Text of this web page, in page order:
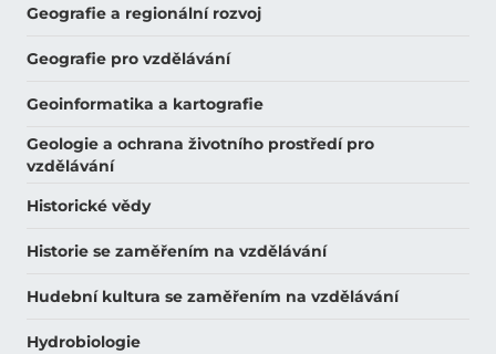
Geografie a regionální rozvoj
Geografie pro vzdělávání
Geoinformatika a kartografie
Geologie a ochrana životního prostředí pro
vzdělávání
Historické vědy
Historie se zaměřením na vzdělávání
Hudební kultura se zaměřením na vzdělávání
Hydrobiologie